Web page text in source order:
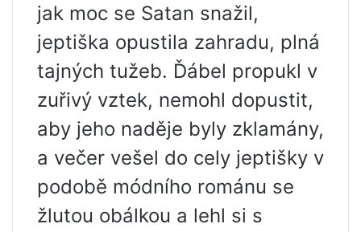
jak moc se Satan snažil,
jeptiška opustila zahradu, plná
tajných tužeb. Ďábel propukl v
zuřivý vztek, nemohl dopustit,
aby jeho naděje byly zklamány,
a večer vešel do cely jeptišky v
podobě módního románu se
žlutou obálkou a lehl si s